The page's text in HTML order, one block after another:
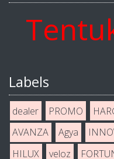
Labels
dealer PROMO
AVANZA
Agya
HILUX
veloz